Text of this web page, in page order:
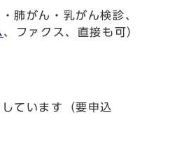
肺がん・乳がん検診、
、ファクス、直接も可）
ています（要申込